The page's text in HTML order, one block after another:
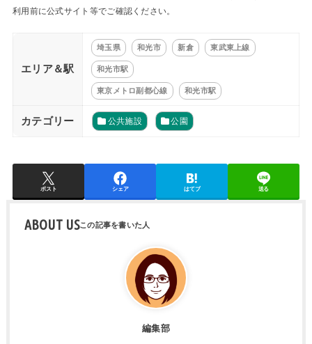
利用前に公式サイト等でご確認ください。
エリア＆駅
埼玉県 和光市 新倉 東武東上線
和光市駅
東京メトロ副都心線 和光市駅
カテゴリー 公共施設 公園
ポスト シェア はてブ 送る
ABOUT US
編集部